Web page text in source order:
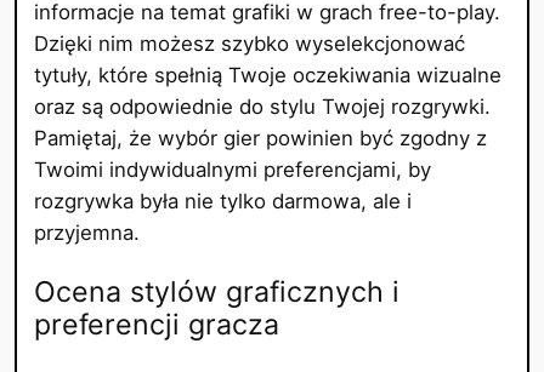
informacje na temat grafiki w grach free-to-play.
Dzięki nim możesz szybko wyselekcjonować
tytuły, które spełnią Twoje oczekiwania wizualne
oraz są odpowiednie do stylu Twojej rozgrywki.
Pamiętaj, że wybór gier powinien być zgodny z
Twoimi indywidualnymi preferencjami, by
rozgrywka była nie tylko darmowa, ale i
przyjemna.
Ocena stylów graficznych i
preferencji gracza